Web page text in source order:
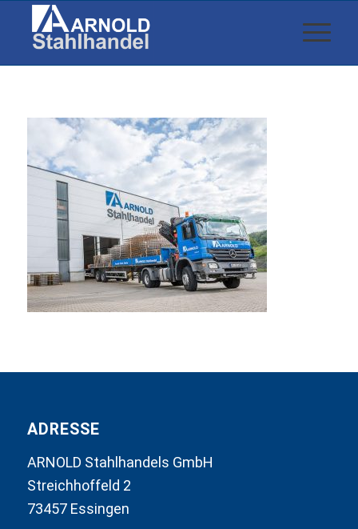
ADRESSE
ARNOLD Stahlhandels GmbH
Streichhoffeld 2
73457 Essingen